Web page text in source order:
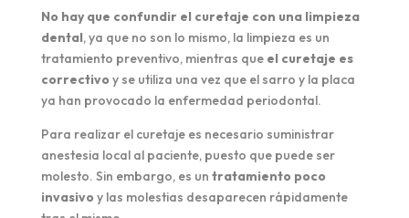
No hay que confundir el curetaje con una limpieza
dental, ya que no son lo mismo, la limpieza es un
tratamiento preventivo, mientras que el curetaje es
correctivo y se utiliza una vez que el sarro y la placa
ya han provocado la enfermedad periodontal.
Para realizar el curetaje es necesario suministrar
anestesia local al paciente, puesto que puede ser
molesto. Sin embargo, es un tratamiento poco
invasivo y las molestias desaparecen rápidamente